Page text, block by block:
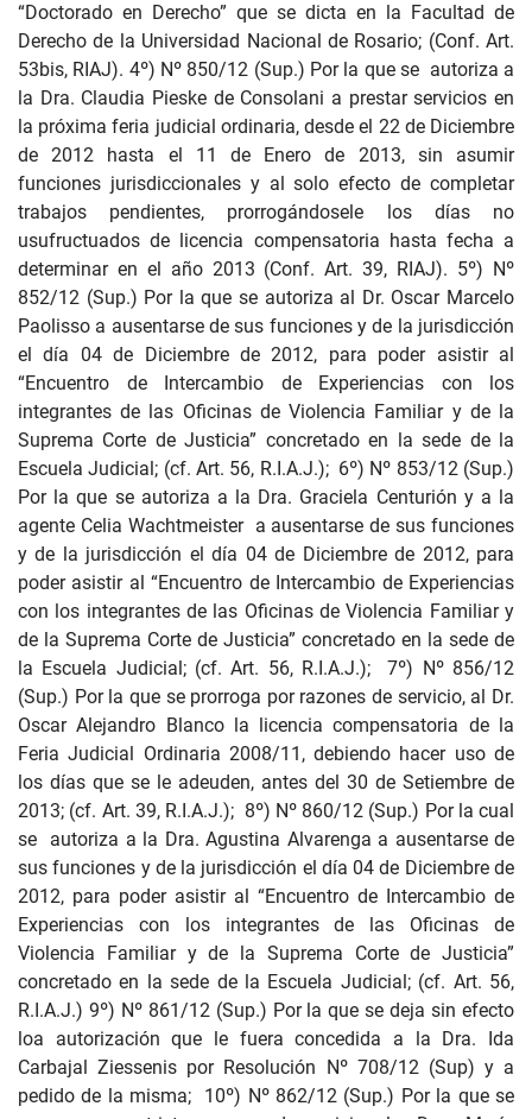
“Doctorado en Derecho” que se dicta en la Facultad de
Derecho de la Universidad Nacional de Rosario; (Conf. Art.
53bis, RIAJ). 4º) Nº 850/12 (Sup.) Por la que se autoriza a
la Dra. Claudia Pieske de Consolani a prestar servicios en
la próxima feria judicial ordinaria, desde el 22 de Diciembre
de 2012 hasta el 11 de Enero de 2013, sin asumir
funciones jurisdiccionales y al solo efecto de completar
trabajos pendientes, prorrogándosele los días no
usufructuados de licencia compensatoria hasta fecha a
determinar en el año 2013 (Conf. Art. 39, RIAJ). 5º) Nº
852/12 (Sup.) Por la que se autoriza al Dr. Oscar Marcelo
Paolisso a ausentarse de sus funciones y de la jurisdicción
el día 04 de Diciembre de 2012, para poder asistir al
“Encuentro de Intercambio de Experiencias con los
integrantes de las Oficinas de Violencia Familiar y de la
Suprema Corte de Justicia” concretado en la sede de la
Escuela Judicial; (cf. Art. 56, R.I.A.J.); 6º) Nº 853/12 (Sup.)
Por la que se autoriza a la Dra. Graciela Centurión y a la
agente Celia Wachtmeister a ausentarse de sus funciones
y de la jurisdicción el día 04 de Diciembre de 2012, para
poder asistir al “Encuentro de Intercambio de Experiencias
con los integrantes de las Oficinas de Violencia Familiar y
de la Suprema Corte de Justicia” concretado en la sede de
la Escuela Judicial; (cf. Art. 56, R.I.A.J.); 7º) Nº 856/12
(Sup.) Por la que se prorroga por razones de servicio, al Dr.
Oscar Alejandro Blanco la licencia compensatoria de la
Feria Judicial Ordinaria 2008/11, debiendo hacer uso de
los días que se le adeuden, antes del 30 de Setiembre de
2013; (cf. Art. 39, R.I.A.J.); 8º) Nº 860/12 (Sup.) Por la cual
se autoriza a la Dra. Agustina Alvarenga a ausentarse de
sus funciones y de la jurisdicción el día 04 de Diciembre de
2012, para poder asistir al “Encuentro de Intercambio de
Experiencias con los integrantes de las Oficinas de
Violencia Familiar y de la Suprema Corte de Justicia”
concretado en la sede de la Escuela Judicial; (cf. Art. 56,
R.I.A.J.) 9º) Nº 861/12 (Sup.) Por la que se deja sin efecto
loa autorización que le fuera concedida a la Dra. Ida
Carbajal Ziessenis por Resolución Nº 708/12 (Sup) y a
pedido de la misma; 10º) Nº 862/12 (Sup.) Por la que se